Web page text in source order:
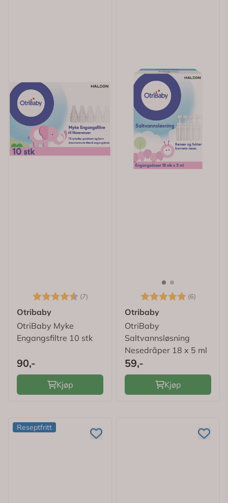
Karakter: (7)
4.6 av 5 mulige
Otribaby
OtriBaby Myke
Engangsfiltre 10 stk
90,-
Kjøp
Karakter: (6)
Otribaby
OtriBaby
Saltvannsløsning
Nesedråper 18 x 5 ml
59,-
Kjøp
Reseptfritt